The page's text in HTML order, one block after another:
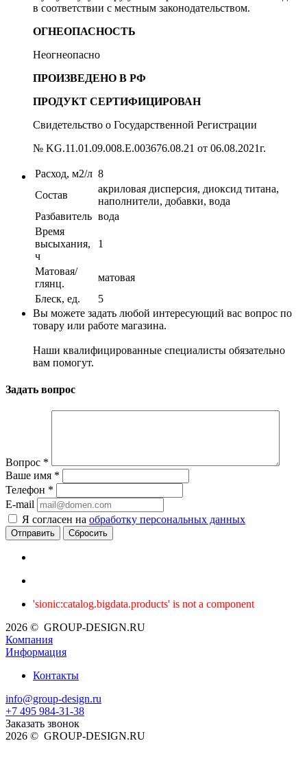
в соответствии с местным законодательством.
ОГНЕОПАСНОСТЬ
Неогнеопасно
ПРОИЗВЕДЕНО В РФ
ПРОДУКТ СЕРТИФИЦИРОВАН
Свидетельство о Государственной Регистрации
№ KG.11.01.09.008.E.003676.08.21 от 06.08.2021г.
Расход, м2/л 8
Cостав
акриловая дисперсия, диоксид титана,
наполнители, добавки, вода
Разбавитель вода
Время
высыхания,
ч
1
Матовая/
глянц.
матовая
Блеск, ед.
5
Вы можете задать любой интересующий вас вопрос по
товару или работе магазина.
Наши квалифицированные специалисты обязательно
вам помогут.
Задать вопрос
Вопрос *
Ваше имя *
Телефон *
E-mail
Я согласен на обработку персональных данных
Сбросить
'sionic:catalog.bigdata.products' is not a component
2026 © GROUP-DESIGN.RU
Компания
Информация
Контакты
info@group-design.ru
+7 495 984-31-38
Заказать звонок
2026 © GROUP-DESIGN.RU